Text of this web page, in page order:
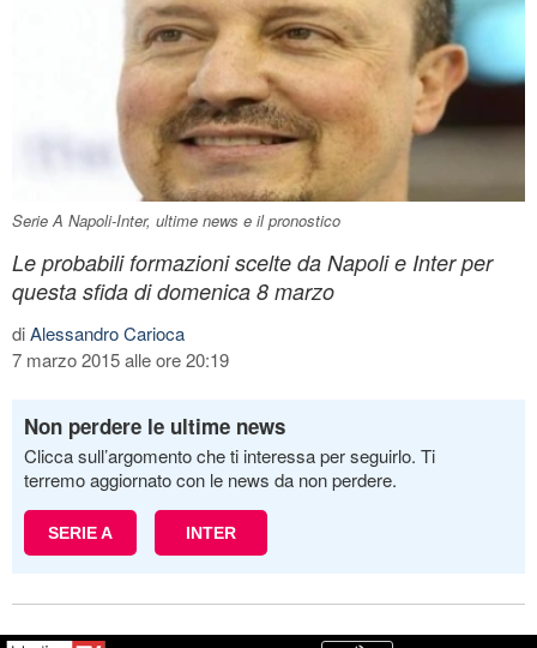
Serie A Napoli-Inter, ultime news e il pronostico
Le probabili formazioni scelte da Napoli e Inter per
questa sfida di domenica 8 marzo
diAlessandro Carioca
7 marzo 2015 alle ore 20:19
Non perdere le ultime news
Clicca sull’argomento che ti interessa per seguirlo. Ti
terremo aggiornato con le news da non perdere.
SERIE A INTER